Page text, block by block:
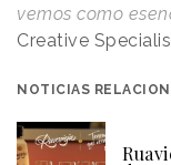
vemos como
Creative
NOTICIAS